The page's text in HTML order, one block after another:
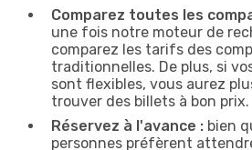
Comparez toutes les
une fois notre moteur de
comparez les tarifs des
traditionnelles. De plus, si
sont flexibles, vous aurez
trouver des billets à bon prix.
Réservez à l'avance : bien
personnes préfèrent